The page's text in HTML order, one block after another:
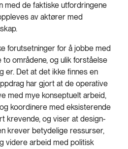
med de faktiske utfordringene
av aktører med
forutsetninger for å jobbe med
områdene, og ulik forståelse
er. Det at det ikke finnes en
har gjort at de operative
med mye konseptuelt arbeid,
koordinere med eksisterende
krevende, og viser at design-
krever betydelige ressurser,
videre arbeid med politisk